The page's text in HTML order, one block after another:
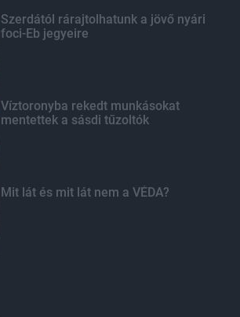
Szerdától rárajtolhatunk a jövő nyári
foci-Eb jegyeire
Víztoronyba rekedt munkásokat
mentettek a sásdi tűzoltók
Mit lát és mit lát nem a VÉDA?